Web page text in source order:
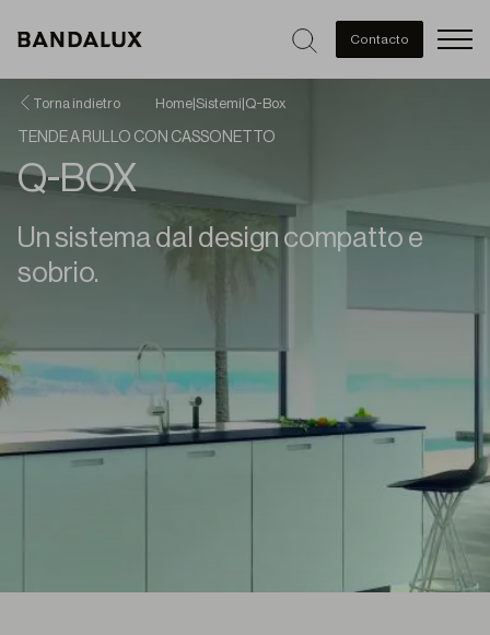
Contacto
Torna indietro Home Sistemi Q-Box
TENDE A RULLO CON CASSONETTO
Q-BOX
Un sistema dal design compatto e
sobrio.